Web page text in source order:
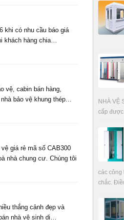
khi có nhu cầu báo giá
khách hàng chia…
vệ, cabin bán hàng,
bảo vệ khung thép…
giá rẻ mã số CAB300
nhà chung cư. Chúng tôi
thắng cảnh đẹp và
nhà vệ sinh di…
NHÀ VỆ
cấp
các công
chắc.